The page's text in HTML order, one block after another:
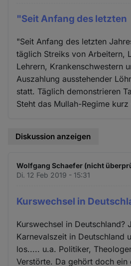
"Seit Anfang des letzten
"Seit Anfang des letzten
täglich Streiks von Arbeitern,
Lehrern, Krankenschwestern
Auszahlung ausstehender
statt. Täglich demonstrieren
Steht das Mullah-Regime
Diskussion anzeigen
Wolfgang Schaefer (nicht
Di. 12 Feb 2019 - 15:31
Kurswechsel in
Kurswechsel in Deutschland?
Karnevalszeit in Deutschland
los..... u.a. Politiker,
Verstörte. Da gehört doch ein